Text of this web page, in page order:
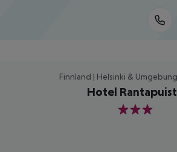
Finnland | Helsinki &
Hotel
3